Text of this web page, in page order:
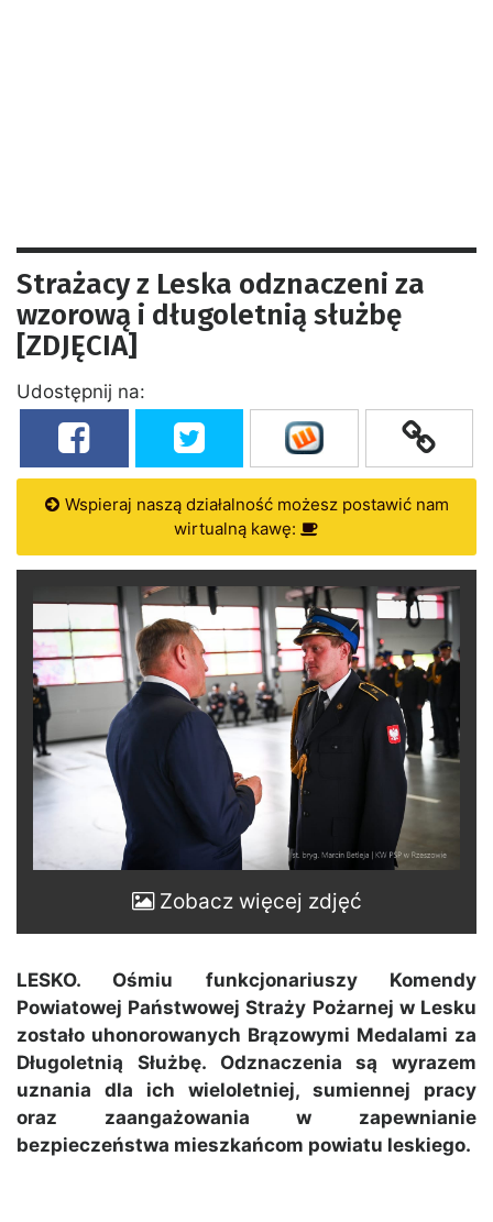
Strażacy z Leska odznaczeni za
wzorową i długoletnią służbę
[ZDJĘCIA]
Udostępnij na:
Wspieraj naszą działalność możesz postawić nam
wirtualną kawę:
Zobacz więcej zdjęć
LESKO. Ośmiu funkcjonariuszy Komendy
Powiatowej Państwowej Straży Pożarnej w Lesku
zostało uhonorowanych Brązowymi Medalami za
Długoletnią Służbę. Odznaczenia są wyrazem
uznania dla ich wieloletniej, sumiennej pracy
oraz zaangażowania w zapewnianie
bezpieczeństwa mieszkańcom powiatu leskiego.